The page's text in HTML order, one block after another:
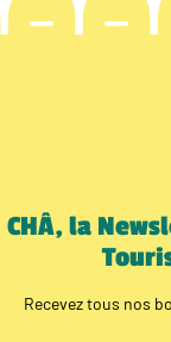
CHÂ, la
Recevez tous nos